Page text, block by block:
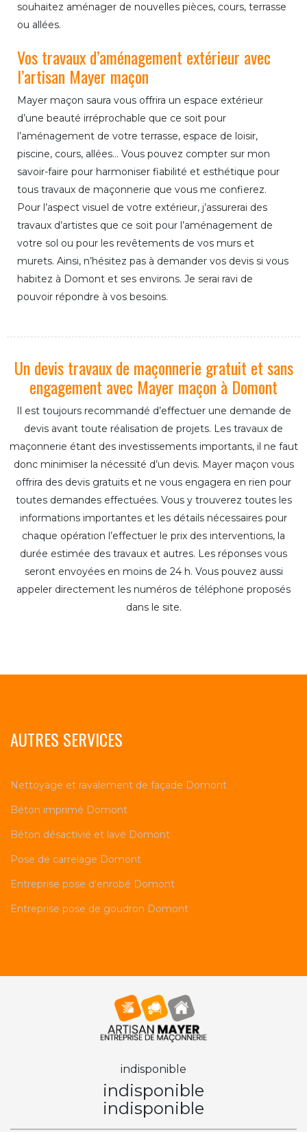
souhaitez aménager de nouvelles pièces, cours, terrasse
ou allées.
Vos travaux d’aménagement extérieur avec
l’artisan Mayer maçon
Mayer maçon saura vous offrira un espace extérieur
d’une beauté irréprochable que ce soit pour
l’aménagement de votre terrasse, espace de loisir,
piscine, cours, allées… Vous pouvez compter sur mon
savoir-faire pour harmoniser fiabilité et esthétique pour
tous travaux de maçonnerie que vous me confierez.
Pour l’aspect visuel de votre extérieur, j’assurerai des
travaux d’artistes que ce soit pour l’aménagement de
votre sol ou pour les revêtements de vos murs et
murets. Ainsi, n’hésitez pas à demander vos devis si vous
habitez à Domont et ses environs. Je serai ravi de
pouvoir répondre à vos besoins.
Un devis travaux de maçonnerie gratuit et sans
engagement avec Mayer maçon à Domont
Il est toujours recommandé d’effectuer une demande de
devis avant toute réalisation de projets. Les travaux de
maçonnerie étant des investissements importants, il ne faut
donc minimiser la nécessité d’un devis. Mayer maçon vous
offrira des devis gratuits et ne vous engagera en rien pour
toutes demandes effectuées. Vous y trouverez toutes les
informations importantes et les détails nécessaires pour
chaque opération l’effectuer le prix des interventions, la
durée estimée des travaux et autres. Les réponses vous
seront envoyées en moins de 24 h. Vous pouvez aussi
appeler directement les numéros de téléphone proposés
dans le site.
AUTRES SERVICES
Nettoyage et ravalement de façade Domont
Béton imprimé Domont
Béton désactivié et lavé Domont
Pose de carrelage Domont
Entreprise pose d'enrobé Domont
Entreprise pose de goudron Domont
indisponible
indisponible
indisponible